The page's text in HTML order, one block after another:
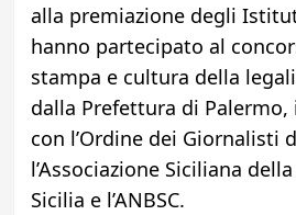
alla premiazione degli
hanno partecipato al
stampa e cultura della
dalla Prefettura di
con l’Ordine dei Giornalisti
l’Associazione Siciliana della
Sicilia e l’ANBSC.